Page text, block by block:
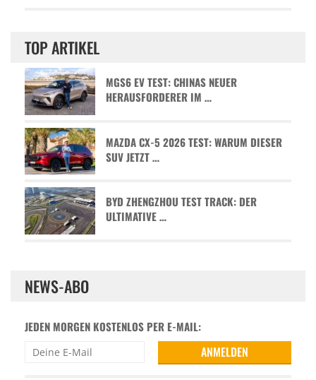
TOP ARTIKEL
MGS6 EV TEST: CHINAS NEUER
HERAUSFORDERER IM …
MAZDA CX-5 2026 TEST: WARUM DIESER
SUV JETZT …
BYD ZHENGZHOU TEST TRACK: DER
ULTIMATIVE …
NEWS-ABO
JEDEN MORGEN KOSTENLOS PER E-MAIL: